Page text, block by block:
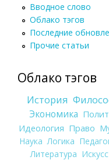
Вводное слово
Облако тэгов
Последние
Прочие статьи
Облако тэгов
История
Экономика
Идеология Право
Наука Логика
Литература